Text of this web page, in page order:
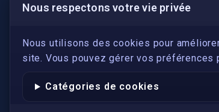
Nous respectons votre vie privée
Nous utilisons des cookies pour
site. Vous pouvez gérer vos préférences
Catégories de cookies
LIENS UTILES
S'inscrire
Qui sommes-nous ?
Conformité